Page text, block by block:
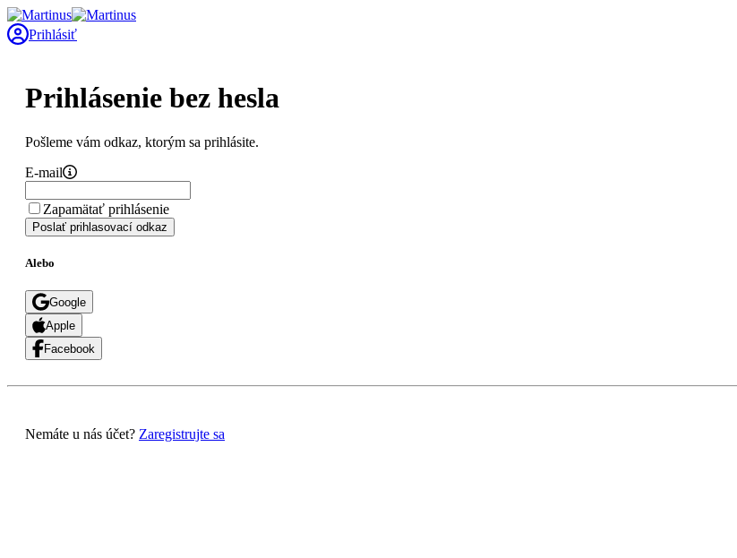
Prihlásiť
Prihlásenie bez hesla
Pošleme vám odkaz, ktorým sa prihlásite.
E-mail
Zapamätať prihlásenie
Poslať prihlasovací odkaz
Alebo
Google
Apple
Facebook
Nemáte u nás účet? Zaregistrujte sa